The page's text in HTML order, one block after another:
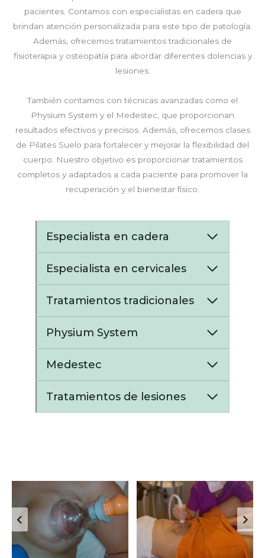
pacientes. Contamos con especialistas en cadera que
brindan atención personalizada para este tipo de patología.
Además, ofrecemos tratamientos tradicionales de
fisioterapia y osteopatía para abordar diferentes dolencias y
lesiones.
También contamos con técnicas avanzadas como el
Physium System y el Medestec, que proporcionan
resultados efectivos y precisos. Además, ofrecemos clases
de Pilates Suelo para fortalecer y mejorar la flexibilidad del
cuerpo. Nuestro objetivo es proporcionar tratamientos
completos y adaptados a cada paciente para promover la
recuperación y el bienestar físico.
Especialista en cadera
Especialista en cervicales
Tratamientos tradicionales
Physium System
Medestec
Tratamientos de lesiones